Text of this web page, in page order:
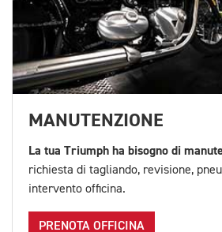
MANUTENZIONE
La tua Triumph ha bisogno di
richiesta di tagliando, revisione,
intervento officina.
PRENOTA OFFICINA